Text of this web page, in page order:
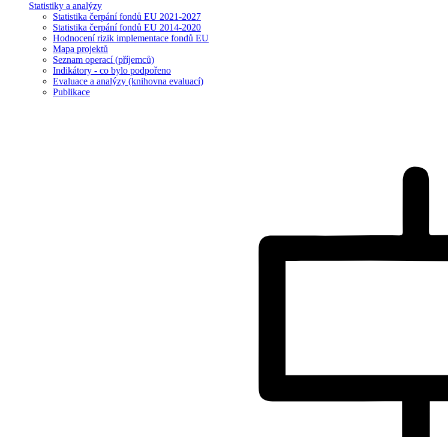
Statistiky a analýzy
Statistika čerpání fondů EU 2021-2027
Statistika čerpání fondů EU 2014-2020
Hodnocení rizik implementace fondů EU
Mapa projektů
Seznam operací (příjemců)
Indikátory - co bylo podpořeno
Evaluace a analýzy (knihovna evaluací)
Publikace